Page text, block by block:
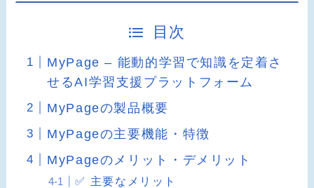
目次
MyPage – 能動的学習で知識を定着さ
せるAI学習支援プラットフォーム
MyPageの製品概要
MyPageの主要機能・特徴
MyPageのメリット・デメリット
✅ 主要なメリット